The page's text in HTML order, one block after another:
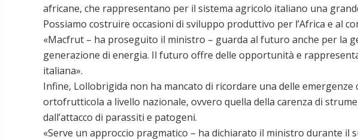
africane, che rappresentano per il sistema agricolo italiano una
Possiamo costruire occasioni di sviluppo produttivo per l’Africa e al
«Macfrut – ha proseguito il ministro – guarda al futuro anche per la
generazione di energia. Il futuro offre delle opportunità e
italiana».
Infine, Lollobrigida non ha mancato di ricordare una delle
ortofrutticola a livello nazionale, ovvero quella della carenza di
dall’attacco di parassiti e patogeni.
«Serve un approccio pragmatico – ha dichiarato il ministro durante il